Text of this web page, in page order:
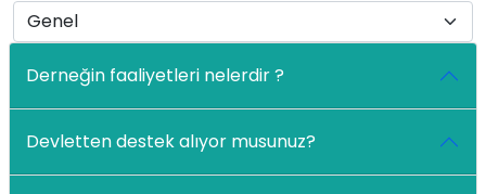
Derneğin faaliyetleri nelerdir ?
Devletten destek alıyor musunuz?